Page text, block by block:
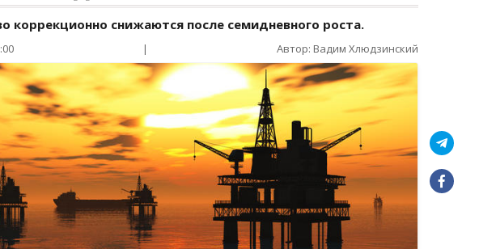
коррекционно снижаются после семидневного роста.
| Автор: Вадим Хлюдзинский